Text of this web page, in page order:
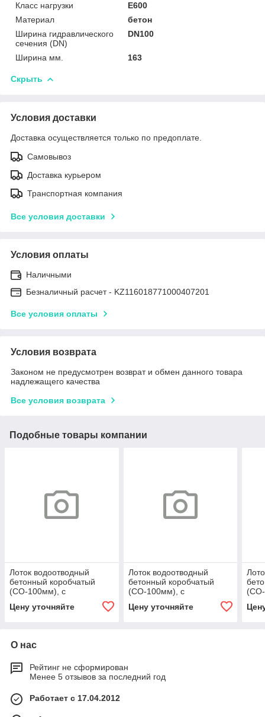
Класс нагрузки
E600
Материал
бетон
Ширина гидравлического
сечения (DN)
DN100
Ширина мм. 163
Скрыть
Условия доставки
Доставка осуществляется только по предоплате.
Самовывоз
Доставка курьером
Транспортная компания
Все условия доставки
Условия оплаты
Наличными
Безналичный расчет - KZ116018771000407201
Все условия оплаты
Условия возврата
Законом не предусмотрен возврат и обмен данного товара
надлежащего качества
Все условия возврата
Подобные товары компании
Лоток водоотводный
бетонный коробчатый
(СО-100мм), с
оцинкованной насадкой, с
уклоном 0,5% КUу
Цену уточняйте
Лоток водоотводный
бетонный коробчатый
(СО-100мм), с
оцинкованной насадкой, с
уклоном 0,5% КUу
Цену уточняйте
О нас
Рейтинг не сформирован
Менее 5 отзывов за последний год
Работает с 17.04.2012